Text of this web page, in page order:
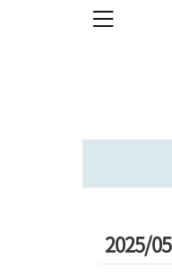
2025/05